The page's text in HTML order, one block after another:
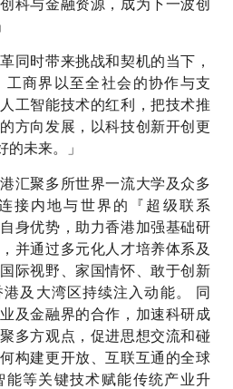
同时带来挑战和契机的当下，
商界以至全社会的协作与支
工智能技术的红利，把技术推
方向发展，以科技创新开创更
未来。」
汇聚多所世界一流大学及众多
接内地与世界的『超级联系
身优势，助力香港加强基础研
并通过多元化人才培养体系及
际视野、家国情怀、敢于创新
及大湾区持续注入动能。 同
及金融界的合作，加速科研成
多方观点，促进思想交流和碰
构建更开放、互联互通的全球
等关键技术赋能传统产业升